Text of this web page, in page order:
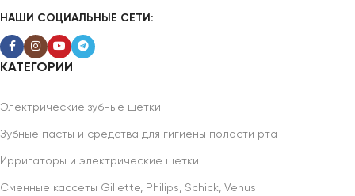
НАШИ СОЦИАЛЬНЫЕ СЕТИ:
КАТЕГОРИИ
Электрические зубные щетки
Зубные пасты и средства для гигиены полости рта
Ирригаторы и электрические щетки
Сменные кассеты Gillette, Philips, Schick, Venus